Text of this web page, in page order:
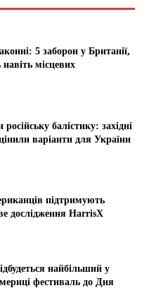
5 заборон у Британії,
місцевих
балістику: західні
варіанти для України
підтримують
дослідження HarrisX
найбільший у
фестиваль до Дня